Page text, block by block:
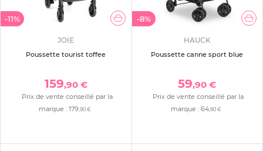
-11%
JOIE
Poussette tourist toffee
159,90 €
Prix de vente conseillé par la
marque : 179,90 €
-8%
HAUCK
Poussette canne sport blue
59,90 €
Prix de vente conseillé par la
marque : 64,90 €